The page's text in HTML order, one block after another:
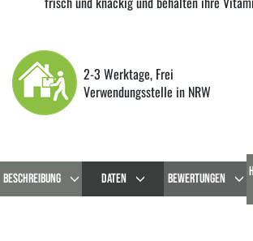
2-3 Werktage, Frei
Verwendungsstelle in NRW
BESCHREIBUNG DATEN BEWERTUNGEN